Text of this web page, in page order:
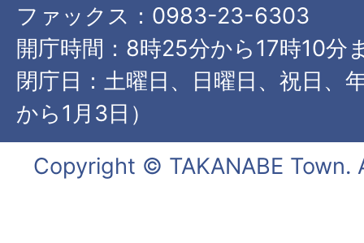
ファックス：0983-23-6303
開庁時間：8時25分から17時10分
閉庁日：土曜日、日曜日、祝日、
から1月3日）
Copyright © TAKANABE Town.